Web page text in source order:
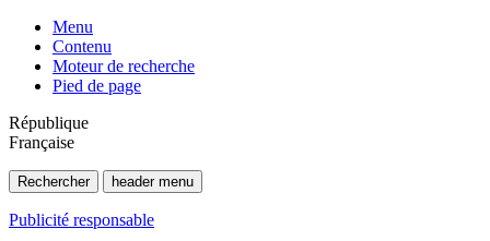
Menu
Contenu
Moteur de recherche
Pied de page
République
Française
Rechercher header menu
Publicité responsable